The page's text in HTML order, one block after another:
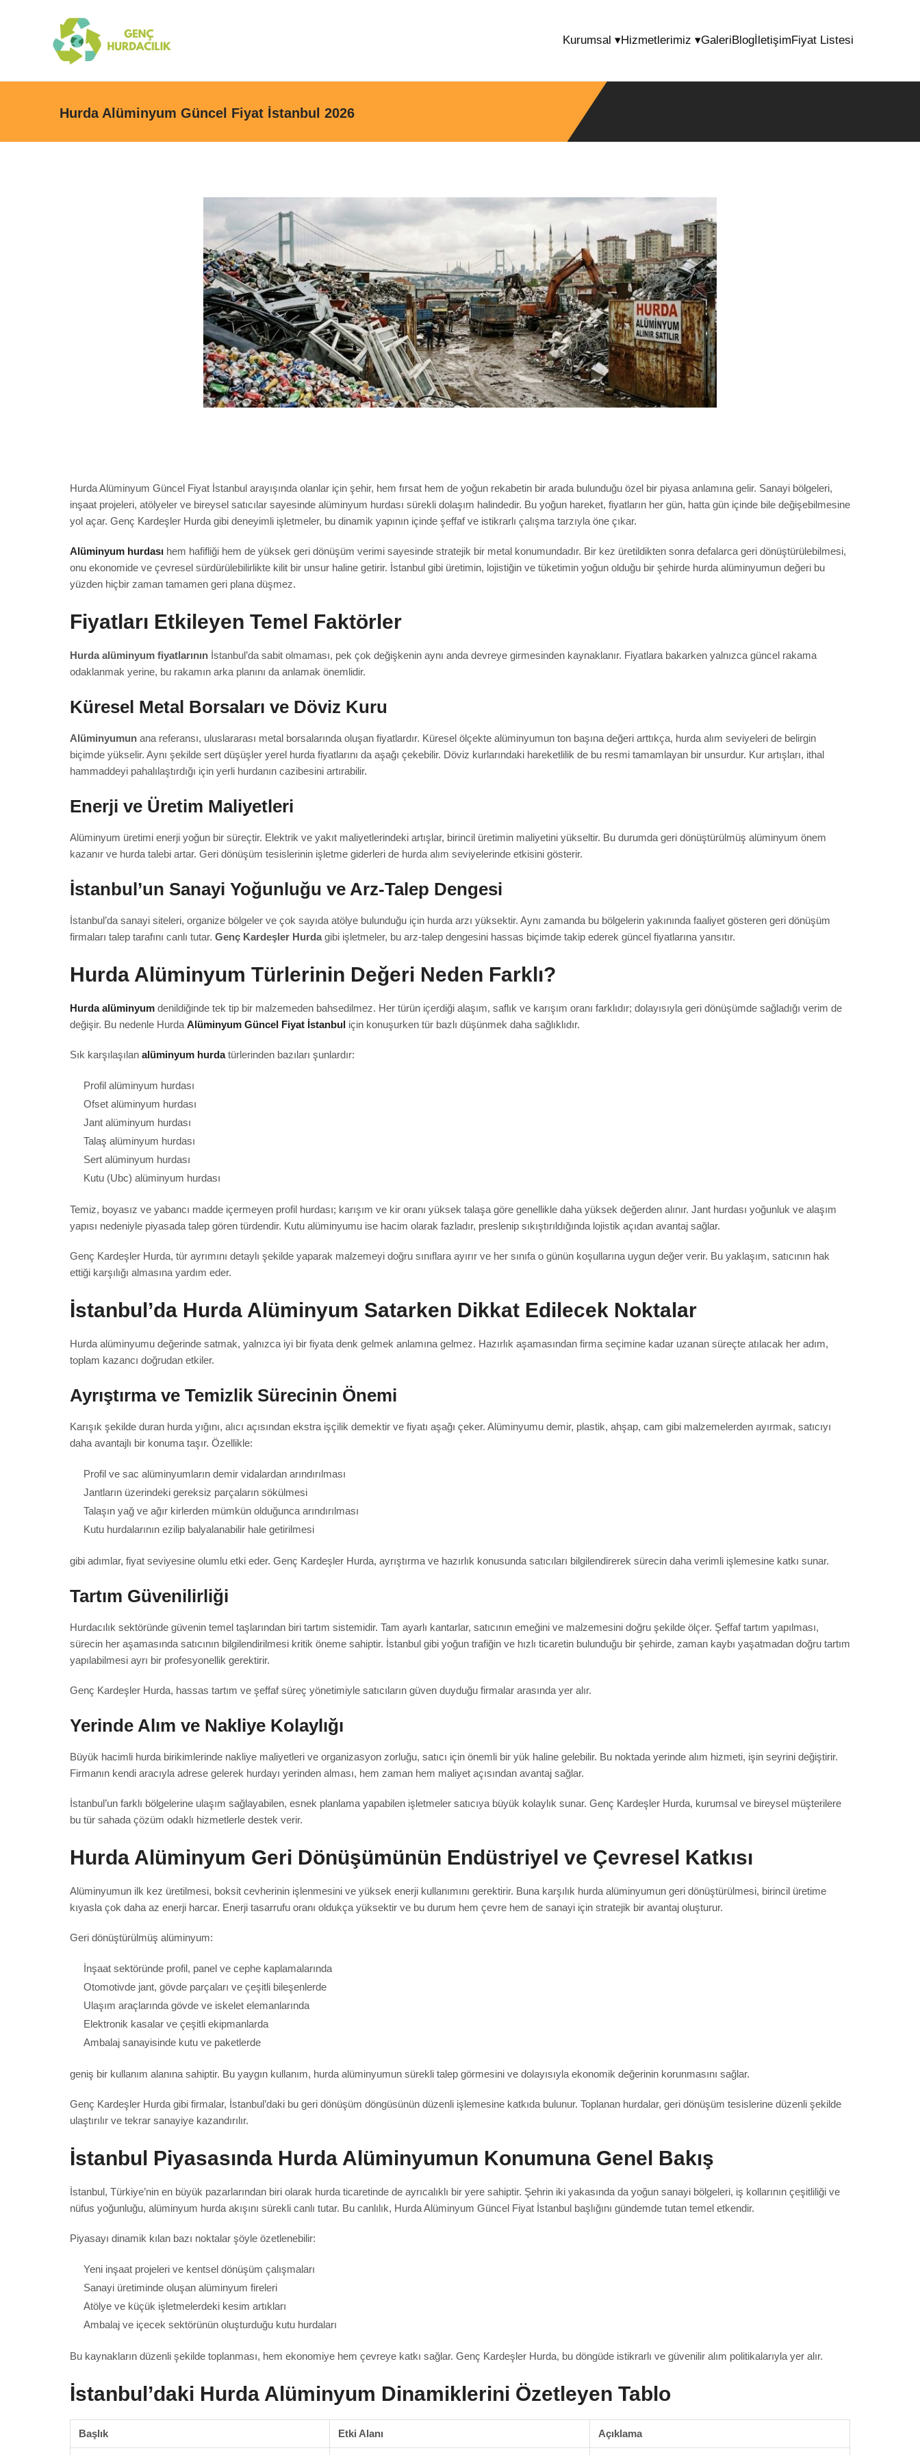
Kurumsal ▾Hizmetlerimiz ▾GaleriBlogİletişimFiyat Listesi
Hurda Alüminyum Güncel Fiyat İstanbul 2026
Hurda Alüminyum Güncel Fiyat İstanbul arayışında olanlar için şehir, hem fırsat hem de yoğun rekabetin bir arada bulunduğu özel bir piyasa anlamına gelir. Sanayi bölgeleri,
inşaat projeleri, atölyeler ve bireysel satıcılar sayesinde alüminyum hurdası sürekli dolaşım halindedir. Bu yoğun hareket, fiyatların her gün, hatta gün içinde bile değişebilmesine
yol açar. Genç Kardeşler Hurda gibi deneyimli işletmeler, bu dinamik yapının içinde şeffaf ve istikrarlı çalışma tarzıyla öne çıkar.
Alüminyum hurdası hem hafifliği hem de yüksek geri dönüşüm verimi sayesinde stratejik bir metal konumundadır. Bir kez üretildikten sonra defalarca geri dönüştürülebilmesi,
onu ekonomide ve çevresel sürdürülebilirlikte kilit bir unsur haline getirir. İstanbul gibi üretimin, lojistiğin ve tüketimin yoğun olduğu bir şehirde hurda alüminyumun değeri bu
yüzden hiçbir zaman tamamen geri plana düşmez.
Fiyatları Etkileyen Temel Faktörler
Hurda alüminyum fiyatlarının İstanbul’da sabit olmaması, pek çok değişkenin aynı anda devreye girmesinden kaynaklanır. Fiyatlara bakarken yalnızca güncel rakama
odaklanmak yerine, bu rakamın arka planını da anlamak önemlidir.
Küresel Metal Borsaları ve Döviz Kuru
Alüminyumun ana referansı, uluslararası metal borsalarında oluşan fiyatlardır. Küresel ölçekte alüminyumun ton başına değeri arttıkça, hurda alım seviyeleri de belirgin
biçimde yükselir. Aynı şekilde sert düşüşler yerel hurda fiyatlarını da aşağı çekebilir. Döviz kurlarındaki hareketlilik de bu resmi tamamlayan bir unsurdur. Kur artışları, ithal
hammaddeyi pahalılaştırdığı için yerli hurdanın cazibesini artırabilir.
Enerji ve Üretim Maliyetleri
Alüminyum üretimi enerji yoğun bir süreçtir. Elektrik ve yakıt maliyetlerindeki artışlar, birincil üretimin maliyetini yükseltir. Bu durumda geri dönüştürülmüş alüminyum önem
kazanır ve hurda talebi artar. Geri dönüşüm tesislerinin işletme giderleri de hurda alım seviyelerinde etkisini gösterir.
İstanbul’un Sanayi Yoğunluğu ve Arz-Talep Dengesi
İstanbul’da sanayi siteleri, organize bölgeler ve çok sayıda atölye bulunduğu için hurda arzı yüksektir. Aynı zamanda bu bölgelerin yakınında faaliyet gösteren geri dönüşüm
firmaları talep tarafını canlı tutar. Genç Kardeşler Hurdagibi işletmeler, bu arz-talep dengesini hassas biçimde takip ederek güncel fiyatlarına yansıtır.
Hurda Alüminyum Türlerinin Değeri Neden Farklı?
Hurda alüminyum denildiğinde tek tip bir malzemeden bahsedilmez. Her türün içerdiği alaşım, saflık ve karışım oranı farklıdır; dolayısıyla geri dönüşümde sağladığı verim de
değişir. Bu nedenle Hurda Alüminyum Güncel Fiyat İstanbul için konuşurken tür bazlı düşünmek daha sağlıklıdır.
Sık karşılaşılan alüminyum hurdatürlerinden bazıları şunlardır:
Profil alüminyum hurdası
Ofset alüminyum hurdası
Jant alüminyum hurdası
Talaş alüminyum hurdası
Sert alüminyum hurdası
Kutu (Ubc) alüminyum hurdası
Temiz, boyasız ve yabancı madde içermeyen profil hurdası; karışım ve kir oranı yüksek talaşa göre genellikle daha yüksek değerden alınır. Jant hurdası yoğunluk ve alaşım
yapısı nedeniyle piyasada talep gören türdendir. Kutu alüminyumu ise hacim olarak fazladır, preslenip sıkıştırıldığında lojistik açıdan avantaj sağlar.
Genç Kardeşler Hurda, tür ayrımını detaylı şekilde yaparak malzemeyi doğru sınıflara ayırır ve her sınıfa o günün koşullarına uygun değer verir. Bu yaklaşım, satıcının hak
ettiği karşılığı almasına yardım eder.
İstanbul’da Hurda Alüminyum Satarken Dikkat Edilecek Noktalar
Hurda alüminyumu değerinde satmak, yalnızca iyi bir fiyata denk gelmek anlamına gelmez. Hazırlık aşamasından firma seçimine kadar uzanan süreçte atılacak her adım,
toplam kazancı doğrudan etkiler.
Ayrıştırma ve Temizlik Sürecinin Önemi
Karışık şekilde duran hurda yığını, alıcı açısından ekstra işçilik demektir ve fiyatı aşağı çeker. Alüminyumu demir, plastik, ahşap, cam gibi malzemelerden ayırmak, satıcıyı
daha avantajlı bir konuma taşır. Özellikle:
Profil ve sac alüminyumların demir vidalardan arındırılması
Jantların üzerindeki gereksiz parçaların sökülmesi
Talaşın yağ ve ağır kirlerden mümkün olduğunca arındırılması
Kutu hurdalarının ezilip balyalanabilir hale getirilmesi
gibi adımlar, fiyat seviyesine olumlu etki eder. Genç Kardeşler Hurda, ayrıştırma ve hazırlık konusunda satıcıları bilgilendirerek sürecin daha verimli işlemesine katkı sunar.
Tartım Güvenilirliği
Hurdacılık sektöründe güvenin temel taşlarından biri tartım sistemidir. Tam ayarlı kantarlar, satıcının emeğini ve malzemesini doğru şekilde ölçer. Şeffaf tartım yapılması,
sürecin her aşamasında satıcının bilgilendirilmesi kritik öneme sahiptir. İstanbul gibi yoğun trafiğin ve hızlı ticaretin bulunduğu bir şehirde, zaman kaybı yaşatmadan doğru tartım
yapılabilmesi ayrı bir profesyonellik gerektirir.
Genç Kardeşler Hurda, hassas tartım ve şeffaf süreç yönetimiyle satıcıların güven duyduğu firmalar arasında yer alır.
Yerinde Alım ve Nakliye Kolaylığı
Büyük hacimli hurda birikimlerinde nakliye maliyetleri ve organizasyon zorluğu, satıcı için önemli bir yük haline gelebilir. Bu noktada yerinde alım hizmeti, işin seyrini değiştirir.
Firmanın kendi aracıyla adrese gelerek hurdayı yerinden alması, hem zaman hem maliyet açısından avantaj sağlar.
İstanbul’un farklı bölgelerine ulaşım sağlayabilen, esnek planlama yapabilen işletmeler satıcıya büyük kolaylık sunar. Genç Kardeşler Hurda, kurumsal ve bireysel müşterilere
bu tür sahada çözüm odaklı hizmetlerle destek verir.
Hurda Alüminyum Geri Dönüşümünün Endüstriyel ve Çevresel Katkısı
Alüminyumun ilk kez üretilmesi, boksit cevherinin işlenmesini ve yüksek enerji kullanımını gerektirir. Buna karşılık hurda alüminyumun geri dönüştürülmesi, birincil üretime
kıyasla çok daha az enerji harcar. Enerji tasarrufu oranı oldukça yüksektir ve bu durum hem çevre hem de sanayi için stratejik bir avantaj oluşturur.
Geri dönüştürülmüş alüminyum:
İnşaat sektöründe profil, panel ve cephe kaplamalarında
Otomotivde jant, gövde parçaları ve çeşitli bileşenlerde
Ulaşım araçlarında gövde ve iskelet elemanlarında
Elektronik kasalar ve çeşitli ekipmanlarda
Ambalaj sanayisinde kutu ve paketlerde
geniş bir kullanım alanına sahiptir. Bu yaygın kullanım, hurda alüminyumun sürekli talep görmesini ve dolayısıyla ekonomik değerinin korunmasını sağlar.
Genç Kardeşler Hurda gibi firmalar, İstanbul’daki bu geri dönüşüm döngüsünün düzenli işlemesine katkıda bulunur. Toplanan hurdalar, geri dönüşüm tesislerine düzenli şekilde
ulaştırılır ve tekrar sanayiye kazandırılır.
İstanbul Piyasasında Hurda Alüminyumun Konumuna Genel Bakış
İstanbul, Türkiye’nin en büyük pazarlarından biri olarak hurda ticaretinde de ayrıcalıklı bir yere sahiptir. Şehrin iki yakasında da yoğun sanayi bölgeleri, iş kollarının çeşitliliği ve
nüfus yoğunluğu, alüminyum hurda akışını sürekli canlı tutar. Bu canlılık, Hurda Alüminyum Güncel Fiyat İstanbul başlığını gündemde tutan temel etkendir.
Piyasayı dinamik kılan bazı noktalar şöyle özetlenebilir:
Yeni inşaat projeleri ve kentsel dönüşüm çalışmaları
Sanayi üretiminde oluşan alüminyum fireleri
Atölye ve küçük işletmelerdeki kesim artıkları
Ambalaj ve içecek sektörünün oluşturduğu kutu hurdaları
Bu kaynakların düzenli şekilde toplanması, hem ekonomiye hem çevreye katkı sağlar. Genç Kardeşler Hurda, bu döngüde istikrarlı ve güvenilir alım politikalarıyla yer alır.
İstanbul’daki Hurda Alüminyum Dinamiklerini Özetleyen Tablo
Başlık Etki Alanı Açıklama